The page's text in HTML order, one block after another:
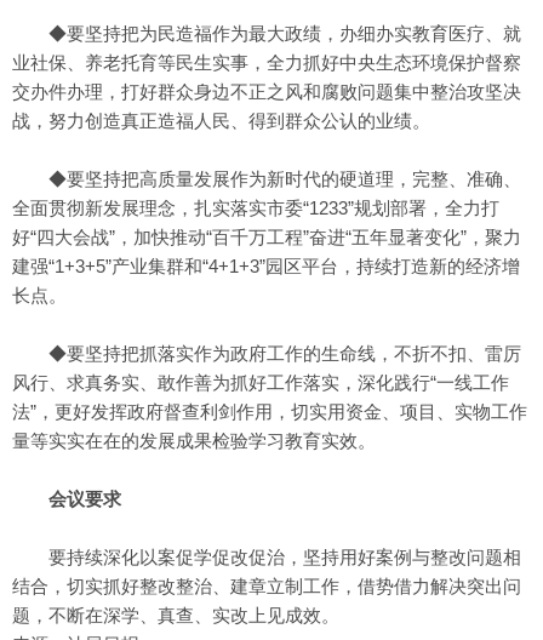
◆要坚持把为民造福作为最大政绩，办细办实教育医疗、就
业社保、养老托育等民生实事，全力抓好中央生态环境保护督察
交办件办理，打好群众身边不正之风和腐败问题集中整治攻坚决
战，努力创造真正造福人民、得到群众公认的业绩。
◆要坚持把高质量发展作为新时代的硬道理，完整、准确、
全面贯彻新发展理念，扎实落实市委“1233”规划部署，全力打
好“四大会战”，加快推动“百千万工程”奋进“五年显著变化”，聚力
建强“1+3+5”产业集群和“4+1+3”园区平台，持续打造新的经济增
长点。
◆要坚持把抓落实作为政府工作的生命线，不折不扣、雷厉
风行、求真务实、敢作善为抓好工作落实，深化践行“一线工作
法”，更好发挥政府督查利剑作用，切实用资金、项目、实物工作
量等实实在在的发展成果检验学习教育实效。
会议要求
要持续深化以案促学促改促治，坚持用好案例与整改问题相
结合，切实抓好整改整治、建章立制工作，借势借力解决突出问
题，不断在深学、真查、实改上见成效。